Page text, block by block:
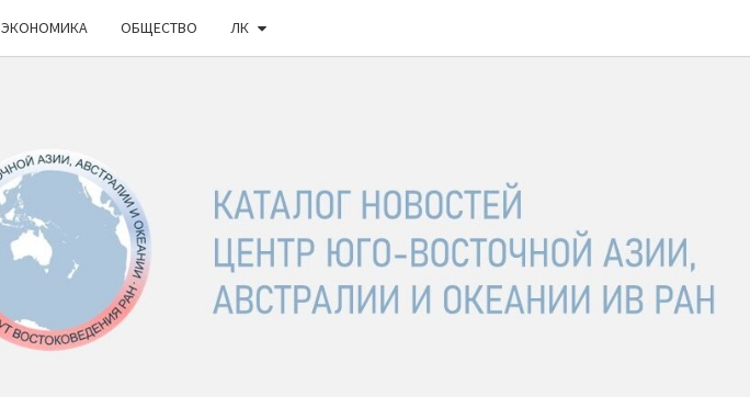
ЭКОНОМИКА ОБЩЕСТВО ЛК
КАТАЛОГ
НОВОСТЕЙ
ИВ
РАН